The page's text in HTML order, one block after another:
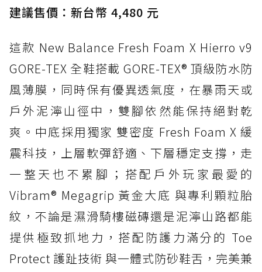
建議售價：新台幣 4,480 元
這款 New Balance Fresh Foam X Hierro v9
GORE-TEX 全鞋搭載 GORE-TEX® 頂級防水防
風薄膜，同時保有優異透氣度，在暴雨天或
戶外泥濘山徑中，雙腳依然能保持絕對乾
爽。中底採用獨家 雙密度 Fresh Foam X 緩
震科技，上層軟彈舒適、下層穩定支撐，走
一整天也不累腳；搭配戶外玩家最愛的
Vibram® Megagrip 黃金大底 與專利顆粒胎
紋，不論是濕滑騎樓磁磚還是泥濘山路都能
提供極致抓地力，搭配防護力滿分的 Toe
Protect 護趾技術 與一體式防砂鞋舌，完美兼